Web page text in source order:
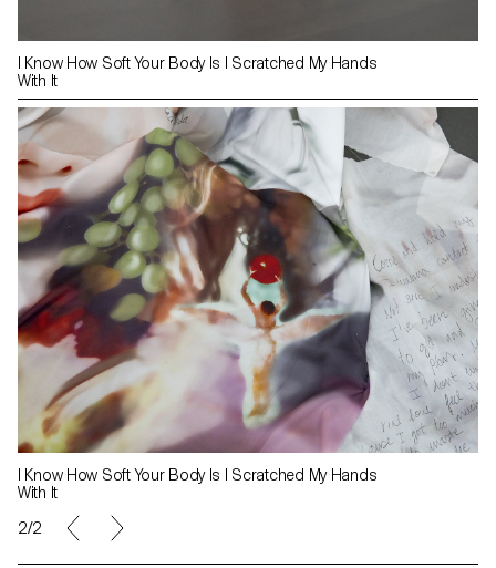
I Know How Soft Your Body Is I Scratched My Hands
With It
I Know How Soft Your Body Is I Scratched My Hands
With It
2/2